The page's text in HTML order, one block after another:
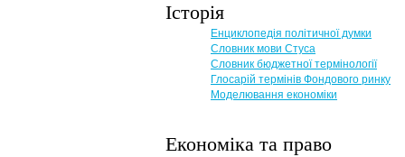
Історія
Енциклопедія політичної думки
Словник мови Стуса
Словник бюджетної термінології
Глосарій термінів Фондового ринку
Моделювання економіки
Економіка та право